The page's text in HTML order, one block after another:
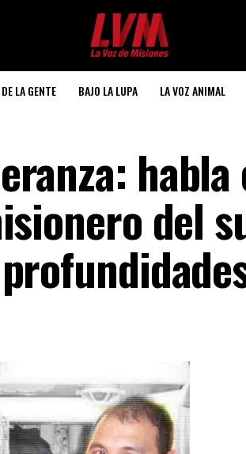
LA GENTE BAJO LA LUPA LA VOZ ANIMAL
habla
del